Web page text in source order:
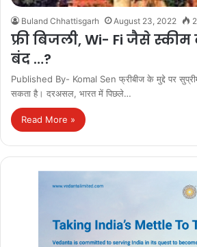
Buland Chhattisgarh August 23, 2022
फ्री बिजली, Wi- Fi जैसे
बंद …?
Published By- Komal Sen फ्रीबीज के मुद्दे पर
सकता है। दरअसल, भारत में पिछले…
Read More »